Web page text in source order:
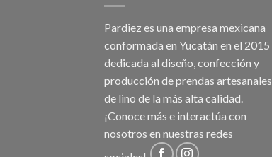
Pardiez es una empresa mexicana
conformada en Yucatán en el 2015
dedicada al diseño, confección y
producción de prendas artesanales
de lino de la más alta calidad.
¡Conoce más e interactúa con
nosotros en nuestras redes